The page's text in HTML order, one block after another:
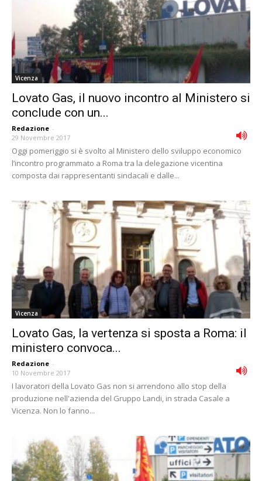
Vicenza
Lovato Gas, il nuovo incontro al Ministero si
conclude con un...
Redazione -
29 Novembre 2017
Oggi pomeriggio si è svolto al Ministero dello sviluppo economico
l’incontro programmato a Roma tra la delegazione vicentina
composta dai rappresentanti sindacali e dalle...
Vicenza
Lovato Gas, la vertenza si sposta a Roma: il
ministero convoca...
Redazione -
10 Novembre 2017
I lavoratori della Lovato Gas non si arrendono allo stop della
produzione nell'azienda del Gruppo Landi, in strada Casale a
Vicenza. Non lo fanno...